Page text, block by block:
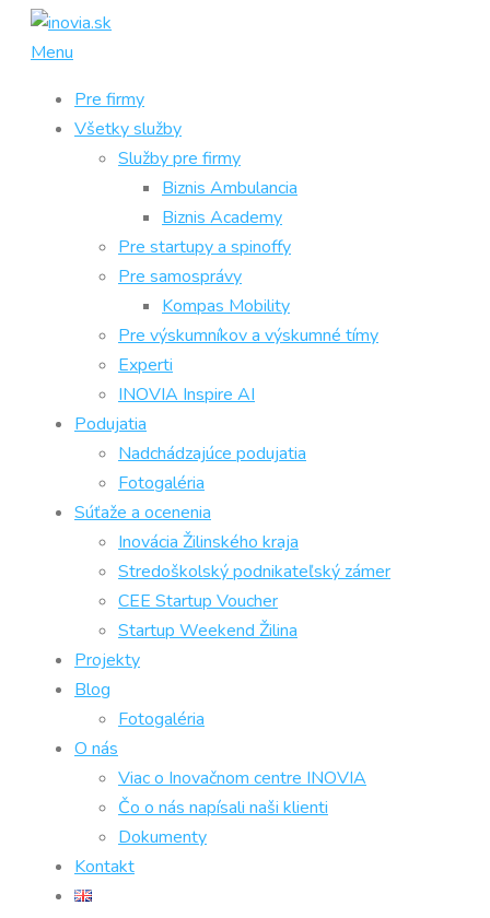
Prejsť
Menu
Pre firmy
Všetky služby
Služby pre firmy
Biznis Ambulancia
Biznis Academy
Pre startupy a spinoffy
Pre samosprávy
Kompas Mobility
Pre výskumníkov a výskumné tímy
Experti
INOVIA Inspire AI
Podujatia
Nadchádzajúce podujatia
Fotogaléria
Súťaže a ocenenia
Inovácia Žilinského kraja
Stredoškolský podnikateľský zámer
CEE Startup Voucher
Startup Weekend Žilina
Projekty
Blog
Fotogaléria
O nás
Viac o Inovačnom centre INOVIA
Čo o nás napísali naši klienti
Dokumenty
Kontakt